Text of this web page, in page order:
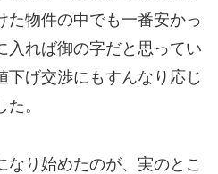
た物件の中でも一番安かっ
入れば御の字だと思ってい
下げ交渉にもすんなり応じ
。
なり始めたのが、実のとこ